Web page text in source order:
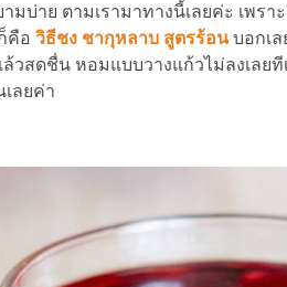
าย ตามเรามาทางนี้เลยค่ะ เพราะ
คือ วิธีชง ชากุหลาบ สูตรร้อนบอกเล
สดชื่น หอมแบบวางแก้วไม่ลงเลยที
ลยค่า